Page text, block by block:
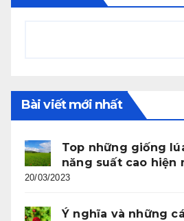
Bài viết mới nhất
Top những giống
năng suất cao hiện
20/03/2023
Ý nghĩa và những